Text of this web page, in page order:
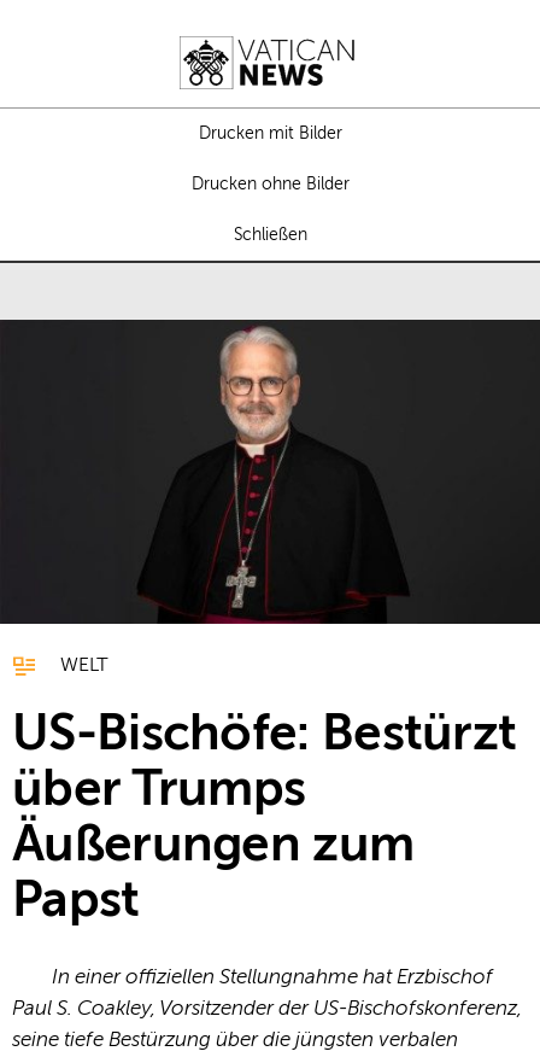
Drucken mit Bilder
Drucken ohne Bilder
Schließen
WELT
US-Bischöfe: Bestürzt
über Trumps
Äußerungen zum
Papst
In einer offiziellen Stellungnahme hat Erzbischof
Paul S. Coakley, Vorsitzender der US-Bischofskonferenz,
seine tiefe Bestürzung über die jüngsten verbalen